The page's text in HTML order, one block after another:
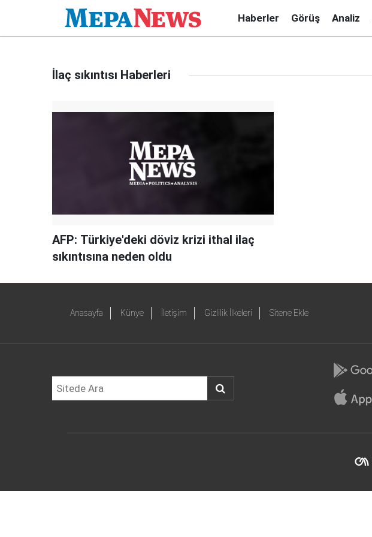
Haberler Görüş Analiz
İlaç sıkıntısı Haberleri
AFP: Türkiye'deki döviz krizi ithal ilaç
sıkıntısına neden oldu
Anasayfa Künye İletişim Gizlilik İlkeleri Sitene Ekle